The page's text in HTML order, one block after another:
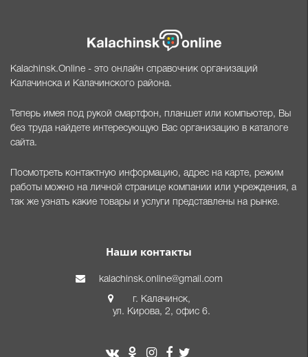
Kalachinsk.Online - это онлайн справочник организаций
Калачинска и Калачинского района.
Теперь имея под рукой смартфон, планшет или компьютер, Вы
без труда найдете интересующую Вас организацию в каталоге
сайта.
Посмотреть контактную информацию, адрес на карте, режим
работы можно на личной странице компании или учреждения, а
так же узнать какие товары и услуги представлены на рынке.
Наши контакты
kalachinsk.online@gmail.com
г. Калачинск,
ул. Кирова, 2, офис 6.